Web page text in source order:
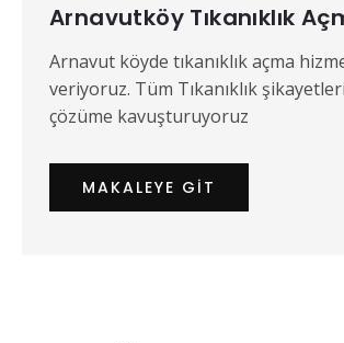
Arnavutköy Tıkanıklık
Arnavut köyde tıkanıklık açma
veriyoruz. Tüm Tıkanıklık
çözüme kavuşturuyoruz
MAKALEYE GIT